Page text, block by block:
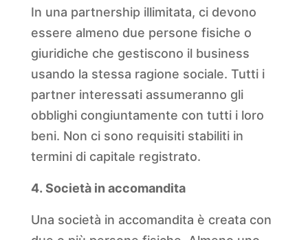
In una partnership illimitata, ci devono
essere almeno due persone fisiche o
giuridiche che gestiscono il business
usando la stessa ragione sociale. Tutti i
partner interessati assumeranno gli
obblighi congiuntamente con tutti i loro
beni. Non ci sono requisiti stabiliti in
termini di capitale registrato.
Società in accomandita
Una società in accomandita è creata con